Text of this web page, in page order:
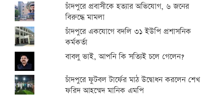
চাঁদপুরে প্রবাসীকে হত্যার অভিযোগ, ৬ জনের
বিরুদ্ধে মামলা
চাঁদপুরে একযোগে বদলি ৩১ ইউপি প্রশাসনিক
কর্মকর্তা
বাবলু ভাই, আপনি কি সত্যিই চলে গেলেন?
চাঁদপুরে ফুটবল টার্ফের মাঠ উদ্বোধন করলেন শেখ
ফরিদ আহম্মেদ মানিক এমপি